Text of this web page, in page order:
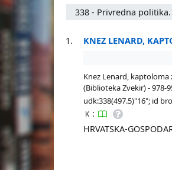
338 - Privredna
1. KNEZ LENARD,
Knez Lenard, kaptoloma
(Biblioteka Zvekir) - 978-
udk:338(497.5)"16"; id
K :
HRVATSKA-